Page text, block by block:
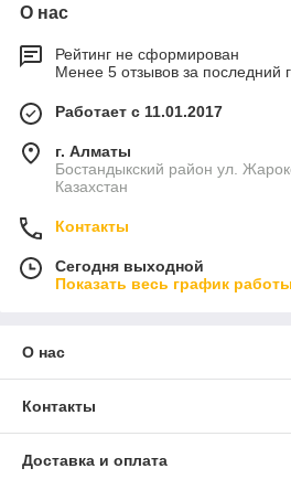
О нас
Рейтинг не сформирован
Менее 5 отзывов за последний
Работает с 11.01.2017
г. Алматы
Бостандыкский район ул.
Казахстан
Контакты
Сегодня выходной
Показать весь график работы
О нас
Контакты
Доставка и оплата